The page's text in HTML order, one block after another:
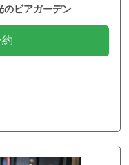
のビアガーデン